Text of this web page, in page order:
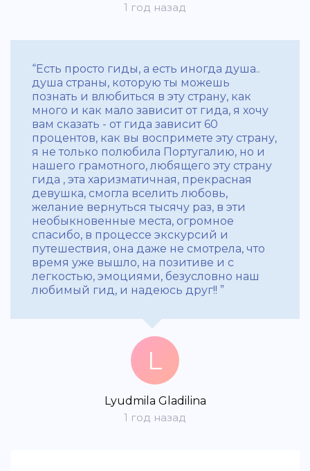
1 год назад
“Есть просто гиды, а есть иногда душа..
душа страны, которую ты можешь
познать и влюбиться в эту страну, как
много и как мало зависит от гида, я хочу
вам сказать - от гида зависит 60
процентов, как вы воспримете эту страну,
я не только полюбила Португалию, но и
нашего грамотного, любящего эту страну
гида , эта харизматичная, прекрасная
девушка, смогла вселить любовь,
желание вернуться тысячу раз, в эти
необыкновенные места, огромное
спасибо, в процессе экскурсий и
путешествия, она даже не смотрела, что
время уже вышло, на позитиве и с
легкостью, эмоциями, безусловно наш
любимый гид, и надеюсь друг!! ”
L
Lyudmila Gladilina
1 год назад